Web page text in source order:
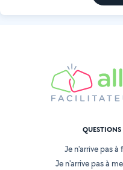
Je n'arrive pas
Je n'arrive pas à